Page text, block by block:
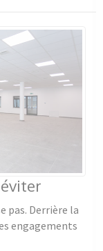
pas. Derrière la
engagements